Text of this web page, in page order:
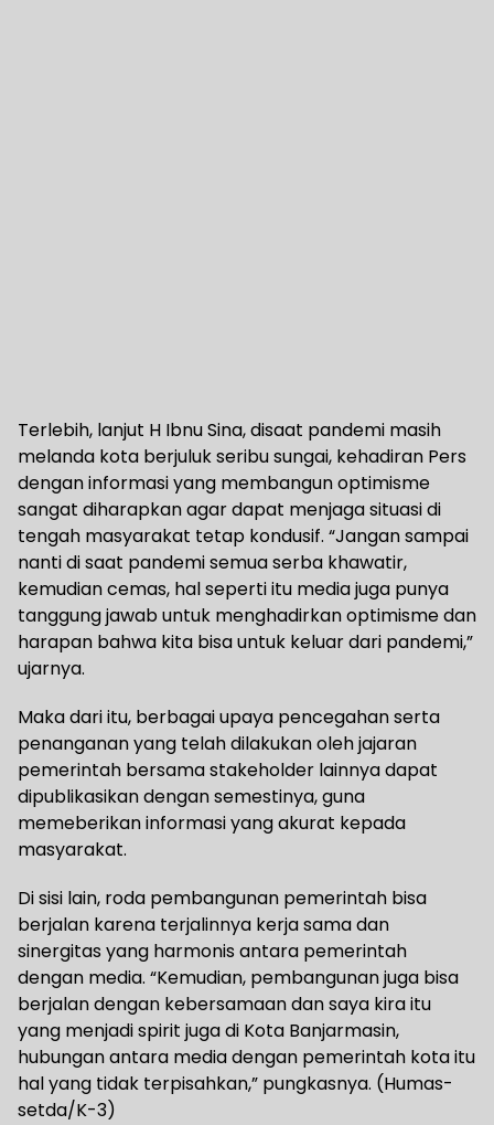
Terlebih, lanjut H Ibnu Sina, disaat pandemi masih
melanda kota berjuluk seribu sungai, kehadiran Pers
dengan informasi yang membangun optimisme
sangat diharapkan agar dapat menjaga situasi di
tengah masyarakat tetap kondusif. “Jangan sampai
nanti di saat pandemi semua serba khawatir,
kemudian cemas, hal seperti itu media juga punya
tanggung jawab untuk menghadirkan optimisme dan
harapan bahwa kita bisa untuk keluar dari pandemi,”
ujarnya.
Maka dari itu, berbagai upaya pencegahan serta
penanganan yang telah dilakukan oleh jajaran
pemerintah bersama stakeholder lainnya dapat
dipublikasikan dengan semestinya, guna
memeberikan informasi yang akurat kepada
masyarakat.
Di sisi lain, roda pembangunan pemerintah bisa
berjalan karena terjalinnya kerja sama dan
sinergitas yang harmonis antara pemerintah
dengan media. “Kemudian, pembangunan juga bisa
berjalan dengan kebersamaan dan saya kira itu
yang menjadi spirit juga di Kota Banjarmasin,
hubungan antara media dengan pemerintah kota itu
hal yang tidak terpisahkan,” pungkasnya. (Humas-
setda/K-3)